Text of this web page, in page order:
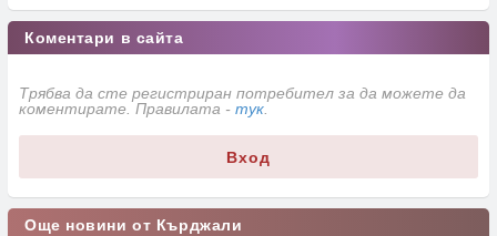
Коментари в сайта
Трябва да сте регистриран потребител за да можете да
коментирате. Правилата - тук
Вход
Още новини от Кърджали